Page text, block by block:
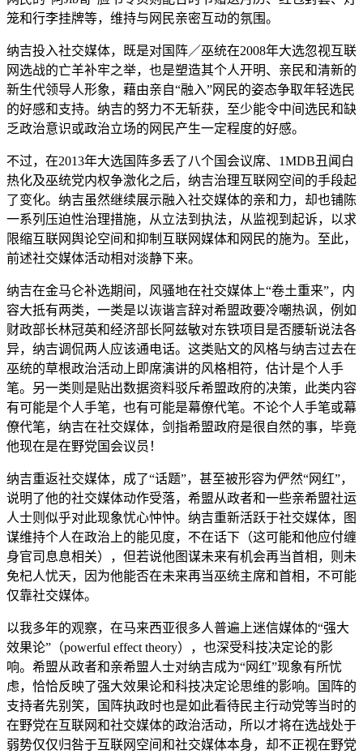
笼和行李挂牌等，维持与网民亲密互动的氛围。
纳吉投入社交媒体，既是对国阵／巫统在2008年大选忽视互联
网选战的亡羊补牢之举，也是塑造其个人开明、亲民和清新的
新生代领导人形象，藉由亲自“融入”网民的姿态争取年轻选民
的好感和支持。纳吉的努力不无斩获，至少能令中间选民和缺
乏政治意识或政治立场的网民产生一定程度的好感。
不过，在2013年大选国阵多丢了八个国会议席、1MDB丑闻白
热化及巫统党内权争激化之后，纳吉治理互联网空间的手段起
了变化。纳吉虽然继续展示融入社交媒体的亲和力，却也铺陈
一系列压迫性治理措施，从立法到执法，从监视到起诉，以求
限缩互联网舆论空间和抑制互联网媒体和网民的施为。至此，
前述社交媒体活动相对淡静下来。
纳吉在金马仑补选期间，风骚地在社交媒体上“卷土重来”，内
容大抵有两类，一类是以诙谐言辞对希盟政要冷嘲热讽，例如
财政部长林冠英和经济部长阿兹敏对东铁项目是否腰斩说法各
异，纳吉调侃两人应该通电话。这类贴文的风格与纳吉过去在
巫统的草根政治活动上即席演讲的风格相符，估计是个人手
笔。另一类则是贴出数据资料驳斥希盟政府的决策，此类内容
有可能是个人手笔，也有可能是幕僚代笔。不论个人手笔或幕
僚代笔，纳吉在社交媒体，剑指希盟政府是很自然的事，毕竟
他现在是在野党国会议员！
纳吉重返社交媒体，成了“话题”，甚至被形容为俨然“网红”，
说明了他的社交媒体动作受落，希盟从政者和一些亲希盟社运
人士则似乎对此现象忧心忡忡。纳吉重新活跃于社交媒体，图
谋维持个人在政治上的能见度，不在话下（这可能和他应付缠
身官司息息相关），但若说他图谋未来有机会再当首相，则未
免杞人忧天，因为他能否在未来再当巫统主席和首相，不可能
仅靠社交媒体。
以我多年的观察，在马来西亚很多人普遍上迷信媒体的“强大
效果论”（powerful effect theory），也深受科技决定论的影
响。希盟从政者和亲希盟人士对纳吉成为“网红”现象有所忧
虑，恰恰反映了强大效果论和科技决定论思维的影响。国阵的
支持者先别笑，国阵执政时也是如此看待民主行动党等当时的
在野党在互联网和社交媒体的政治活动，所以才将在选战处于
弱势仅仅归咎于互联网空间和社交媒体本身，却不正视在野党